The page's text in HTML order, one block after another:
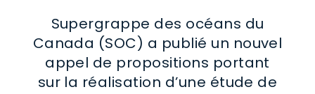
Supergrappe des océans du
Canada (SOC) a publié un nouvel
appel de propositions portant
sur la réalisation d’une étude de